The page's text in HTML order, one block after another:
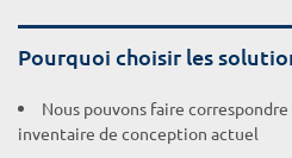
Pourquoi choisir les
Nous pouvons faire
inventaire de conception actuel